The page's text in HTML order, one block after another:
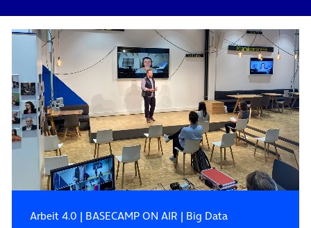
Arbeit 4.0 | BASECAMP ON AIR | Big Data